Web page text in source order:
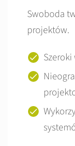
Swoboda
projektów.